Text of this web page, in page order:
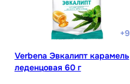
+9
Verbena Эвкалипт карамель
леденцовая 60 г